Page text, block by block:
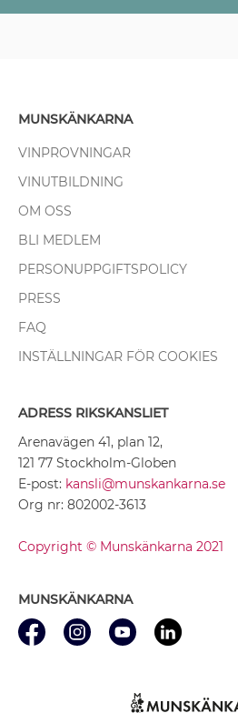
MUNSKÄNKARNA
VINPROVNINGAR
VINUTBILDNING
OM OSS
BLI MEDLEM
PERSONUPPGIFTSPOLICY
PRESS
FAQ
INSTÄLLNINGAR FÖR COOKIES
ADRESS RIKSKANSLIET
Arenavägen 41, plan 12,
121 77 Stockholm-Globen
E-post: kansli@munskankarna.se
Org nr: 802002-3613
Copyright © Munskänkarna 2021
MUNSKÄNKARNA